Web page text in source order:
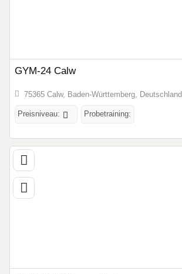
GYM-24 Calw
75365 Calw, Baden-Württemberg, Deutschland
Preisniveau: Probetraining: